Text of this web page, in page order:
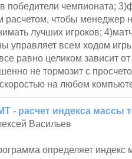
победители чемпионата;
расчетом, чтобы менеджер
лучших игроков;
управляет всем ходом
равно целиком зависит от
не тормозит с
на любом
- расчет индекса массы
Васильев
определяет индекс